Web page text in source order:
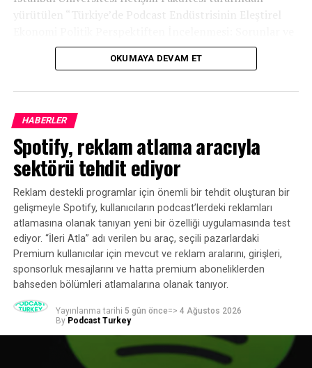
yürütülen “Türkiye’de Podcast Endüstrisinin Eleştirel
Fırsatlar” başlıklı araştırma, Türkiye podcast
ekosisteminin mevcut durumuna ilişkin kapsamlı bir
OKUMAYA DEVAM ET
HABERLER
Spotify, reklam atlama aracıyla
sektörü tehdit ediyor
Reklam destekli programlar için önemli bir tehdit oluşturan bir
gelişmeyle Spotify, kullanıcıların podcast’lerdeki reklamları
atlamasına olanak tanıyan yeni bir özelliği uygulamasında test
ediyor. “İleri Atla” adı verilen bu araç, seçili pazarlardaki
Premium kullanıcılar için mevcut ve reklam aralarını, girişleri,
sponsorluk mesajlarını ve hatta premium aboneliklerden
bahseden bölümleri atlamalarına olanak tanıyor.
Yayınlanma tarihi 5 gün önce=> 4 Ağustos 2026
By Podcast Turkey